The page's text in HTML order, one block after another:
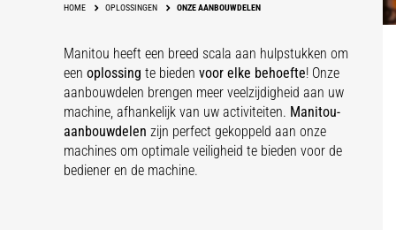
HOME OPLOSSINGEN ONZE AANBOUWDELEN
Manitou heeft een breed scala aan hulpstukken om
eenoplossing te biedenvoor elke behoefte! Onze
aanbouwdelen brengen meer veelzijdigheid aan uw
machine, afhankelijk van uw activiteiten. Manitou-
aanbouwdelen zijn perfect gekoppeld aan onze
machines om optimale veiligheid te bieden voor de
bediener en de machine.